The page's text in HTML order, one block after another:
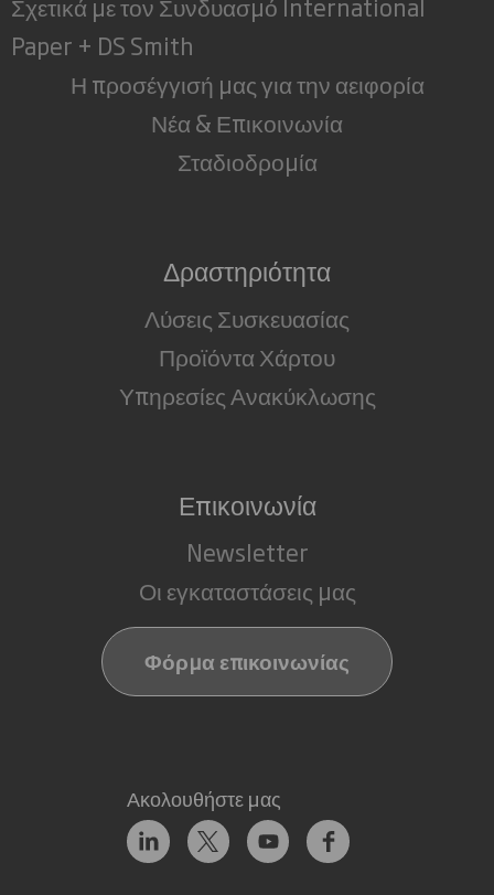
Paper + DS Smith
Η προσέγγισή μας για την αειφορία
Νέα & Επικοινωνία
Σταδιοδρομία
Δραστηριότητα
Λύσεις Συσκευασίας
Προϊόντα Χάρτου
Υπηρεσίες Ανακύκλωσης
Επικοινωνία
Newsletter
Οι εγκαταστάσεις μας
Φόρμα επικοινωνίας
Ακολουθήστε μας